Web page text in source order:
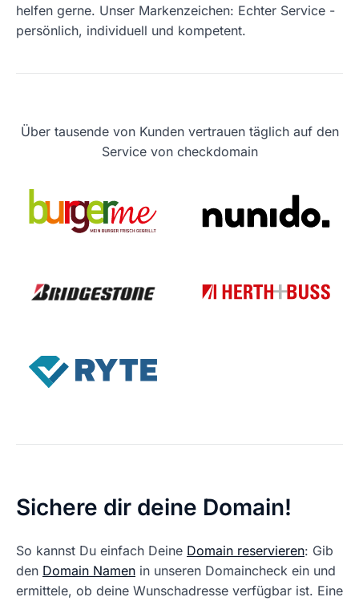
helfen gerne. Unser Markenzeichen: Echter Service -
persönlich, individuell und kompetent.
Über tausende von Kunden vertrauen täglich auf den
Service von checkdomain
Sichere dir deine Domain!
So kannst Du einfach Deine Domain reservieren: Gib
den Domain Namen in unseren Domaincheck ein und
ermittele, ob deine Wunschadresse verfügbar ist. Eine